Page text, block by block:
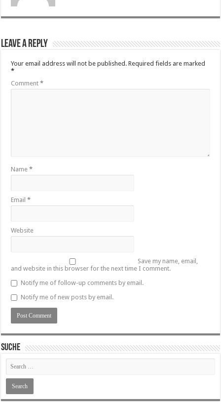
Leave a Reply
Your email address will not be published. Required fields are marked
*
Comment*
Name*
Email*
Website
Save my name, email,
and website in this browser for the next time I comment.
Notify me of follow-up comments by email.
Notify me of new posts by email.
SUCHE